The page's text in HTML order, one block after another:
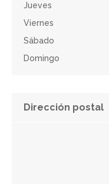
Jueves
Viernes
Sábado
Domingo
Dirección postal